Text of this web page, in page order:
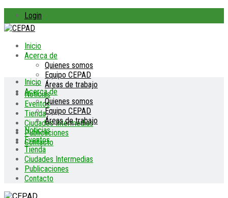
Login
Inicio
Acerca de
Quienes somos
Equipo CEPAD
Áreas de trabajo
Noticias
Eventos
Tienda
Ciudades Intermedias
Publicaciones
Contacto
Inicio
Acerca de
Quienes somos
Equipo CEPAD
Áreas de trabajo
Noticias
Eventos
Tienda
Ciudades Intermedias
Publicaciones
Contacto